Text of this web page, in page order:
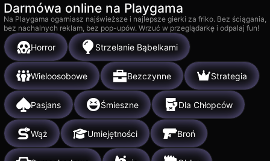
Darmówa online na Playgama
Na Playgama ogarniasz najświeższe i najlepsze gierki za friko. Bez ściągania,
bez nachalnych reklam, bez pop-upów. Wrzuć w przeglądarkę i odpalaj fun!
Horror Strzelanie Bąbelkami
Wieloosobowe Bezczynne Strategia
Pasjans Śmieszne Dla Chłopców
Wąż Umiejętności Broń